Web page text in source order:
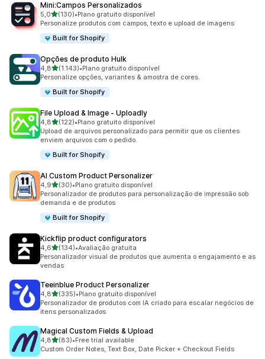
Mini:Campos Personalizados
5,0de 5 estrelas
(130)
130 avaliações ao todo
•Plano gratuito disponível
Personalize produtos com campos, texto e upload de imagens
Built for Shopify
Opções de produto Hulk
4,8de 5 estrelas
(1.143)
1143 avaliações ao todo
•Plano gratuito disponível
Personalize opções, variantes & amostra de cores.
Built for Shopify
File Upload & Image ‑ Uploadly
4,8de 5 estrelas
(122)
122 avaliações ao todo
•Plano gratuito disponível
Upload de arquivos personalizado para permitir que os clientes
enviem arquivos com o pedido.
Built for Shopify
AI Custom Product Personalizer
4,9de 5 estrelas
(30)
30 avaliações ao todo
•Plano gratuito disponível
Personalizador de produtos para personalização de impressão sob
demanda e de produtos
Built for Shopify
Kickflip product configurators
4,6de 5 estrelas
(134)
134 avaliações ao todo
•Avaliação gratuita
Personalizador visual de produtos que aumenta o engajamento e as
vendas
Teeinblue Product Personalizer
4,8de 5 estrelas
(335)
335 avaliações ao todo
•Plano gratuito disponível
Personalizador de produtos com IA criado para escalar negócios de
itens personalizados
Magical Custom Fields & Upload
4,8de 5 estrelas
(83)
83 avaliações ao todo
•Free trial available
Custom Order Notes, Text Box, Date Picker + Checkout Fields